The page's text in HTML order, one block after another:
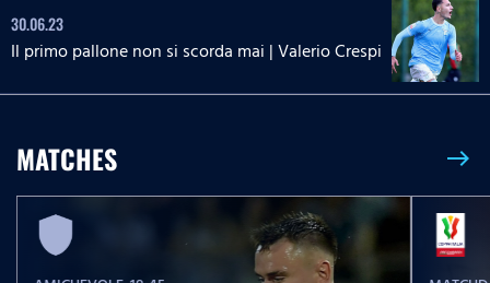
30.06.23
Il primo pallone non si scorda mai | Valerio Crespi
MATCHES east